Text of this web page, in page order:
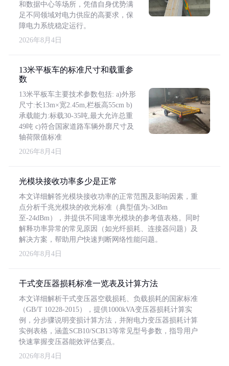
和数据中心等场所，凭借自身优势满
足不同领域对电力供应的高要求，保
障电力系统稳定运行。
2026年8月4日
13米平板车的标准尺寸和载重参
数
13米平板车主要技术参数包括: a)外形
尺寸:长13m×宽2.45m,栏板高55cm b)
承载能力:标载30-35吨,最大允许总重
49吨 c)符合国家道路车辆外廓尺寸及
轴荷限值标准
2026年8月4日
光模块接收功率多少是正常
本文详细解答光模块接收功率的正常范围及影响因素，重
点分析千兆光模块的收光标准（典型值为-3dBm
至-24dBm），并提供不同速率光模块的参考值表格。同时
解释功率异常的常见原因（如光纤损耗、连接器问题）及
解决方案，帮助用户快速判断网络性能问题。
2026年8月4日
干式变压器损耗标准一览表及计算方法
本文详细解析干式变压器空载损耗、负载损耗的国家标准
（GB/T 10228-2015），提供1000kVA变压器损耗计算实
例，分步骤说明变损计算方法，并附电力变压器损耗计算
实例表格，涵盖SCB10/SCB13等常见型号参数，指导用户
快速掌握变压器能效评估要点。
2026年8月4日